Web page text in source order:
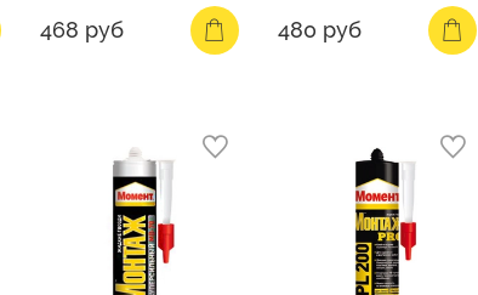
468 руб 480 руб